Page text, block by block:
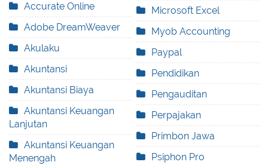
Accurate Online
Adobe DreamWeaver
Akulaku
Akuntansi
Akuntansi Biaya
Akuntansi Keuangan
Lanjutan
Akuntansi Keuangan
Menengah
Microsoft Excel
Myob Accounting
Paypal
Pendidikan
Pengauditan
Perpajakan
Primbon Jawa
Psiphon Pro